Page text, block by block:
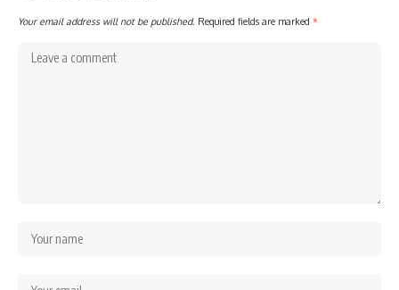
Your email address will not be published. Required fields are marked *